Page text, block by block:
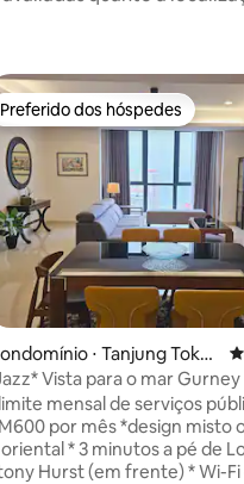
média de 5, 178
Preferido dos hóspedes
Preferido dos hóspedes
⋅ Tanjung Toko
Vista para o mar
无敌海景
mensal de serviços
por mês *design misto
* 3 minutos a pé de
Hurst (em frente) * Wi-Fi de alta